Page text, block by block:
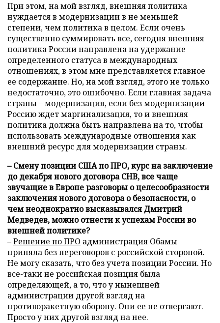
При этом, на мой взгляд, внешняя политика
нуждается в модернизации в не меньшей
степени, чем политика в целом. Если очень
существенно суммировать все, сегодня внешняя
политика России направлена на удержание
определенного статуса в международных
отношениях, в этом мне представляется главное
ее содержание. Но, на мой взгляд, этого не только
недостаточно, это ошибочно. Если главная задача
страны – модернизация, если без модернизации
Россию ждет маргинализация, то и внешняя
политика должна быть направлена на то, чтобы
использовать международные отношения как
внешний ресурс для модернизации страны.
– Смену позиции США по ПРО, курс на заключение
до декабря нового договора СНВ, все чаще
звучащие в Европе разговоры о целесообразности
заключения нового договора о безопасности, о
чем неоднократно высказывался Дмитрий
Медведев, можно отнести к успехам России во
внешней политике?
–Решение по ПРО администрация Обамы
приняла без переговоров с российской стороной.
Не могу сказать, что без учета позиции России. Но
все-таки не российская позиция была
определяющей, а то, что у нынешней
администрации другой взгляд на
противоракетную оборону. Они ее не отвергают.
Просто у них другой взгляд на нее.